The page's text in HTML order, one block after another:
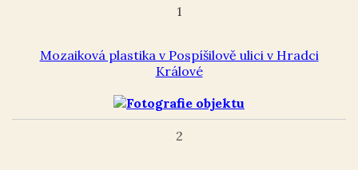
1
Mozaiková plastika v Pospíšilově ulici v Hradci
Králové
2